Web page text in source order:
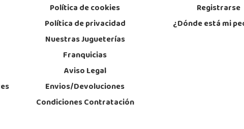
Elena 213, Antiguo Muelle Eroski
Juguetilandia Murcia
Política de cookies
Política de privacidad
Nuestras Jugueterías
Franquicias
Aviso Legal
Envios/Devoluciones
Condiciones Contratación
Registrarse
¿Dónde está mi